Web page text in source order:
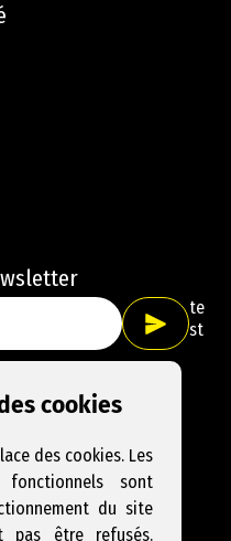
te
st
YouTube cookies
des cookies. Les
sont
du site
pas être refusés.